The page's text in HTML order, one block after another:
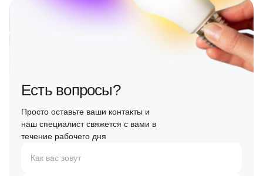
Есть вопросы?
Просто оставьте ваши контакты и
наш специалист свяжется с вами в
течение рабочего дня
Как вас зовут